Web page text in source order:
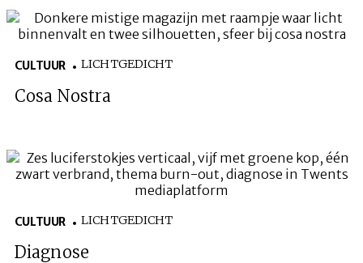
CULTUUR LICHTGEDICHT
Cosa Nostra
CULTUUR LICHTGEDICHT
Diagnose